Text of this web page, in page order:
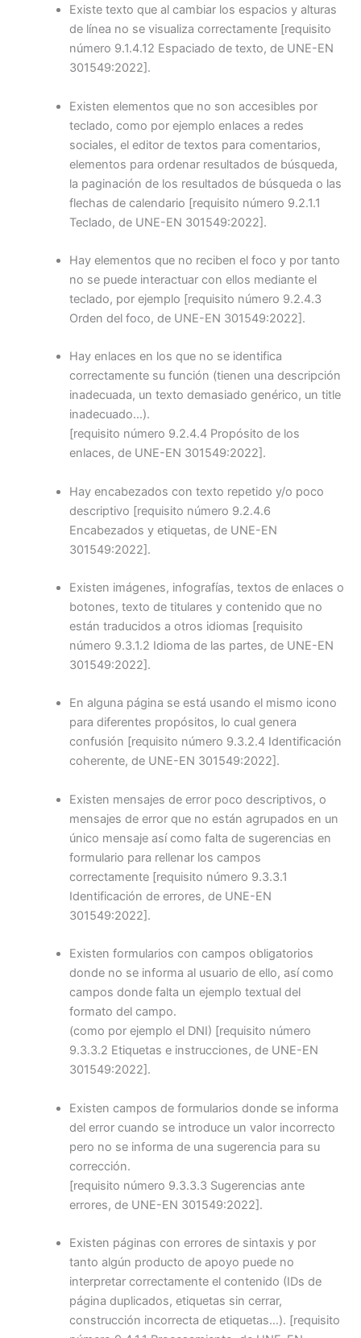
Existe texto que al cambiar los espacios y alturas
de línea no se visualiza correctamente[requisito
número 9.1.4.12 Espaciado de texto, de UNE-EN
301549:2022].
Existen elementos que no son accesibles por
teclado, como por ejemplo enlaces a redes
sociales, el editor de textos para comentarios,
elementos para ordenar resultados de búsqueda,
la paginación de los resultados de búsqueda o las
flechas de calendario [requisito número 9.2.1.1
Teclado, de UNE-EN 301549:2022].
Hay elementos que no reciben el foco y por tanto
no se puede interactuar con ellos mediante el
teclado, por ejemplo [requisito número 9.2.4.3
Orden del foco, de UNE-EN 301549:2022].
Hay enlaces en los que no se identifica
correctamente su función (tienen una descripción
inadecuada, un texto demasiado genérico, un title
inadecuado…).
[requisito número 9.2.4.4 Propósito de los
enlaces, de UNE-EN 301549:2022].
Hay encabezados con texto repetido y/o poco
descriptivo [requisito número 9.2.4.6
Encabezados y etiquetas, de UNE-EN
301549:2022].
Existen imágenes, infografías, textos de enlaces o
botones, texto de titulares y contenido que no
están traducidos a otros idiomas [requisito
número 9.3.1.2 Idioma de las partes, de UNE-EN
301549:2022].
En alguna página se está usando el mismo icono
para diferentes propósitos, lo cual genera
confusión [requisito número 9.3.2.4 Identificación
coherente, de UNE-EN 301549:2022] .
Existen mensajes de error poco descriptivos, o
mensajes de error que no están agrupados en un
único mensaje así como falta de sugerencias en
formulario para rellenar los campos
correctamente [requisito número 9.3.3.1
Identificación de errores, de UNE-EN
301549:2022].
Existen formularios con campos obligatorios
donde no se informa al usuario de ello, así como
campos donde falta un ejemplo textual del
formato del campo.
(como por ejemplo el DNI) [requisito número
9.3.3.2 Etiquetas e instrucciones, de UNE-EN
301549:2022].
Existen campos de formularios donde se informa
del error cuando se introduce un valor incorrecto
pero no se informa de una sugerencia para su
corrección.
[requisito número 9.3.3.3 Sugerencias ante
errores, de UNE-EN 301549:2022].
Existen páginas con errores de sintaxis y por
tanto algún producto de apoyo puede no
interpretar correctamente el contenido (IDs de
página duplicados, etiquetas sin cerrar,
construcción incorrecta de etiquetas…). [requisito